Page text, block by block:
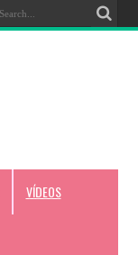
VÍDEOS